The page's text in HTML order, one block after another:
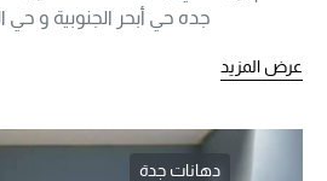
جده حي أبحر الجنوبية و
عرض المزيد
دهانات جدة